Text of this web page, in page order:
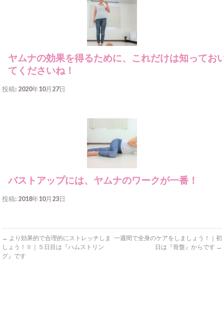
ヤムナの効果を得るために、これだけは知ってお
てくださいね！
投稿: 2020年10月27日
バストアップには、ヤムナのワークが一番！
投稿: 2018年10月23日
← より効果的で合理的にストレッチしま
しょう！Ⅱ｜５日目は『ハムストリン
グ』です
一週間で全身のケアをしましょう！｜初
日は『骨盤』からです →